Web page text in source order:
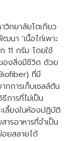
ทยาลัยโตเกียว
นา ‘เนื้อไก่เพาะ
11 กรัม โดยใช้
ของสิ่งมีชีวิต ด้วย
ที่มี
กการเก็บเซลล์ต้น
การที่ไม่เป็น
เลี้ยงในห้องปฏิบัติ
ารอาหารที่จำเป็น
ยสลายได้